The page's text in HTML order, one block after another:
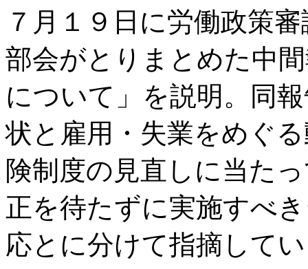
７月１９日に労働政策
部会がとりまとめた中
について」を説明。同
状と雇用・失業をめぐ
険制度の見直しに当た
正を待たずに実施すべ
応とに分けて指摘して